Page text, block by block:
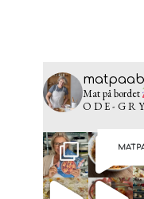
Mat på bordet
O D E - G R